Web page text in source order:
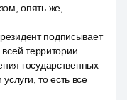
опять же,
подписывает
территории
государственных
то есть все